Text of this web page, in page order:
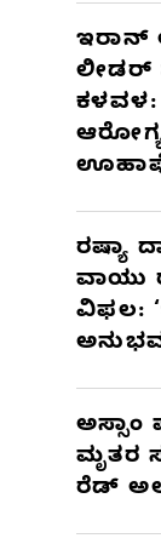
ಇರಾನ್
ಲೀಡರ್
ಕಳವಳ:
ಆರೋಗ್ಯ
ರಷ್ಯಾ
ವಾಯು
ವಿಫಲ:
ಅಸ್ಸಾಂ
ಮೃತರ
ರೆಡ್